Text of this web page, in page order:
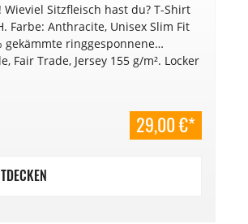
Wieviel Sitzfleisch hast du? T-Shirt
Farbe: Anthracite, Unisex Slim Fit
gekämmte ringgesponnene
Fair Trade, Jersey 155 g/m². Locker
29,00 €*